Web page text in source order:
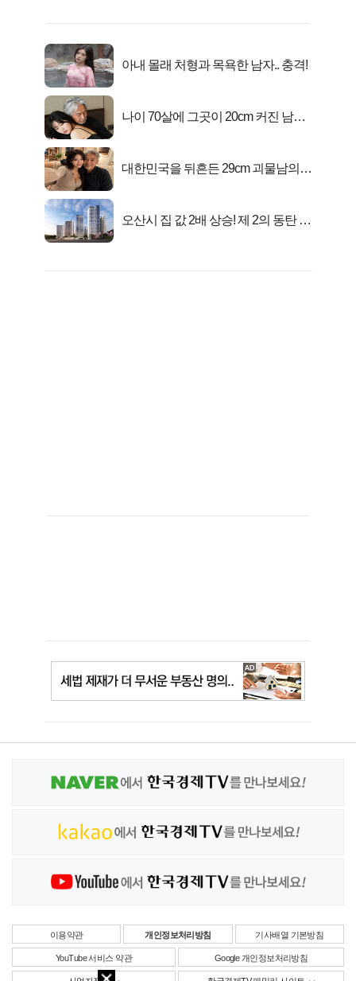
아내 몰래 처형과 목욕한 남자.. 충격!
나이 70살에 그곳이 20cm 커진 남자..
대한민국을 뒤흔든 29cm 괴물남의
오산시 집 값 2배 상승! 제 2의 동탄 신
이용약관 개인정보처리방침 기사배열 기본방침
YouTube 서비스 약관 Google 개인정보처리방침